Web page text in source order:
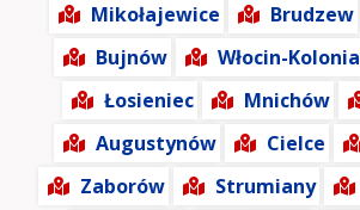
Mikołajewice
Brudzew
Bujnów
Włocin-Kolonia
Łosieniec
Mnichów
Augustynów
Cielce
Zaborów
Strumiany